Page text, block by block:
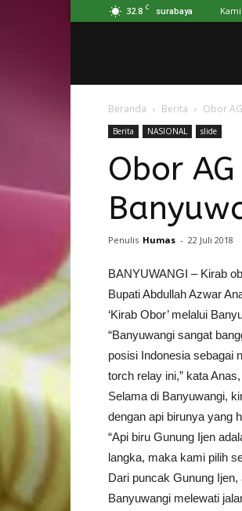
32.8 C surabaya
Beranda Berita Obor
Berita NASIONAL slide
Obor
Penulis Humas - 22 Juli 2018
BANYUWANGI – Kirab
Bupati Abdullah Azwar
‘Kirab Obor’ melalui
“Banyuwangi sangat
posisi Indonesia sebagai
torch relay ini,” kata
Selama di Banyuwangi,
dengan api birunya yang
“Api biru Gunung Ijen
langka, maka kami pilih
Dari puncak Gunung
Banyuwangi melewati